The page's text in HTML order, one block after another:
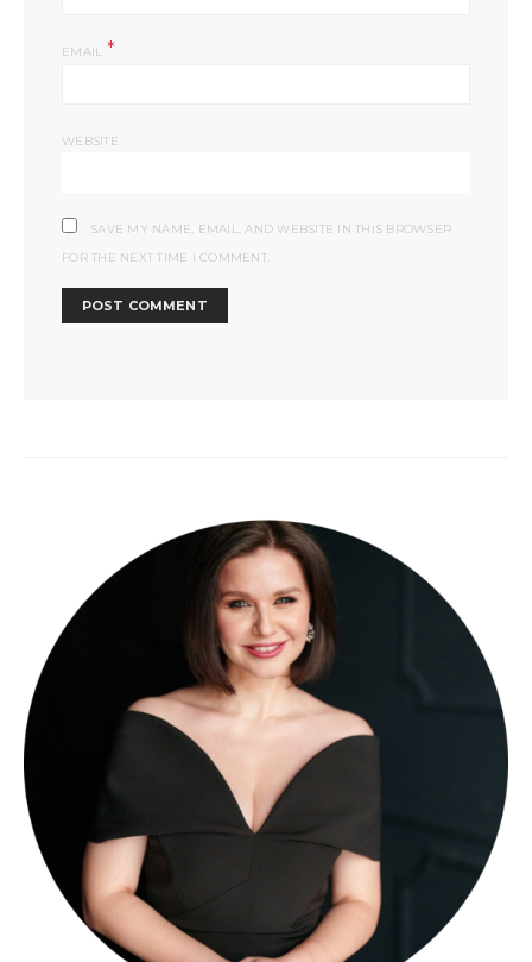
EMAIL *
WEBSITE
SAVE MY NAME, EMAIL, AND WEBSITE IN THIS BROWSER
FOR THE NEXT TIME I COMMENT.